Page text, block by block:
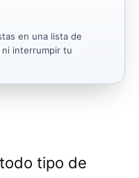
en una lista de
interrumpir tu
tipo de